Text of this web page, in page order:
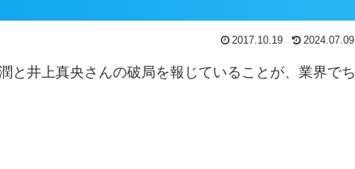
2017.10.19 2024.07.09
と井上真央さんの破局を報じていることが、業界でち